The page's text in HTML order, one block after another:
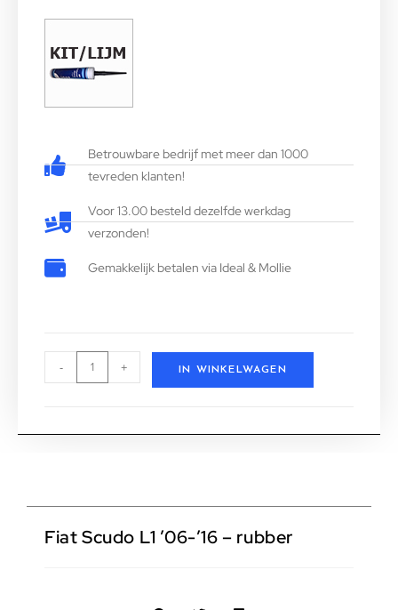
Betrouwbare bedrijf met meer dan 1000
tevreden klanten!
Voor 13.00 besteld dezelfde werkdag
verzonden!
Gemakkelijk betalen via Ideal & Mollie
- + IN WINKELWAGEN
Fiat Scudo L1 ’06-’16 – rubber